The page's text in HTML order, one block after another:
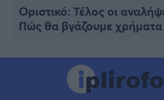
Οριστικό: Τέλος οι
Πώς θα βγάζουμε χρήματα